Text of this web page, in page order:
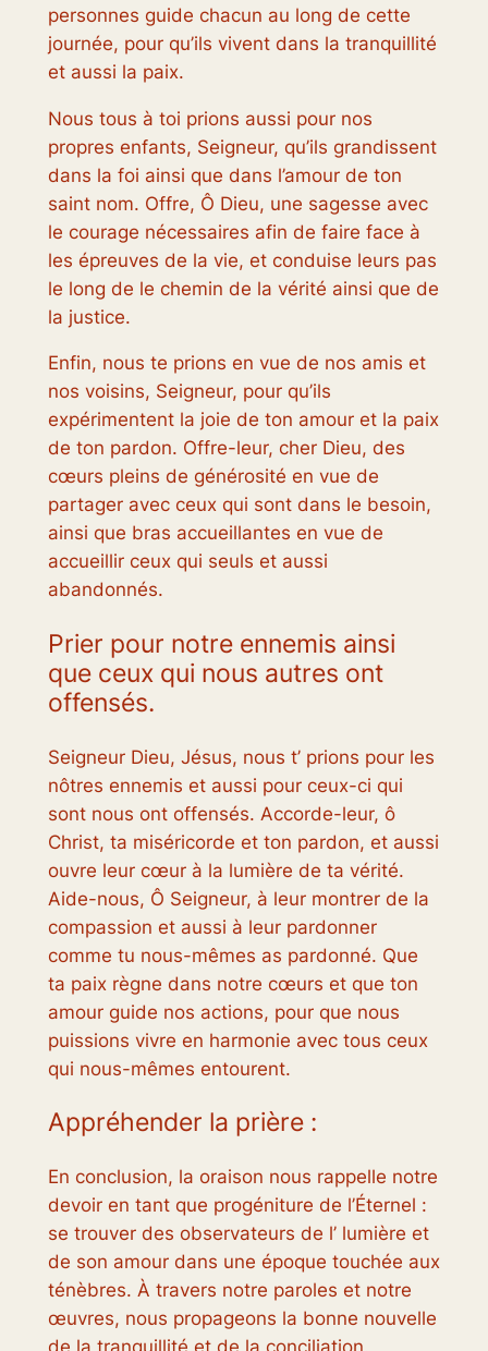
personnes guide chacun au long de cette
journée, pour qu’ils vivent dans la tranquillité
et aussi la paix.
Nous tous à toi prions aussi pour nos
propres enfants, Seigneur, qu’ils grandissent
dans la foi ainsi que dans l’amour de ton
saint nom. Offre, Ô Dieu, une sagesse avec
le courage nécessaires afin de faire face à
les épreuves de la vie, et conduise leurs pas
le long de le chemin de la vérité ainsi que de
la justice.
Enfin, nous te prions en vue de nos amis et
nos voisins, Seigneur, pour qu’ils
expérimentent la joie de ton amour et la paix
de ton pardon. Offre-leur, cher Dieu, des
cœurs pleins de générosité en vue de
partager avec ceux qui sont dans le besoin,
ainsi que bras accueillantes en vue de
accueillir ceux qui seuls et aussi
abandonnés.
Prier pour notre ennemis ainsi
que ceux qui nous autres ont
offensés.
Seigneur Dieu, Jésus, nous t’ prions pour les
nôtres ennemis et aussi pour ceux-ci qui
sont nous ont offensés. Accorde-leur, ô
Christ, ta miséricorde et ton pardon, et aussi
ouvre leur cœur à la lumière de ta vérité.
Aide-nous, Ô Seigneur, à leur montrer de la
compassion et aussi à leur pardonner
comme tu nous-mêmes as pardonné. Que
ta paix règne dans notre cœurs et que ton
amour guide nos actions, pour que nous
puissions vivre en harmonie avec tous ceux
qui nous-mêmes entourent.
Appréhender la prière :
En conclusion, la oraison nous rappelle notre
devoir en tant que progéniture de l’Éternel :
se trouver des observateurs de l’ lumière et
de son amour dans une époque touchée aux
ténèbres. À travers notre paroles et notre
œuvres, nous propageons la bonne nouvelle